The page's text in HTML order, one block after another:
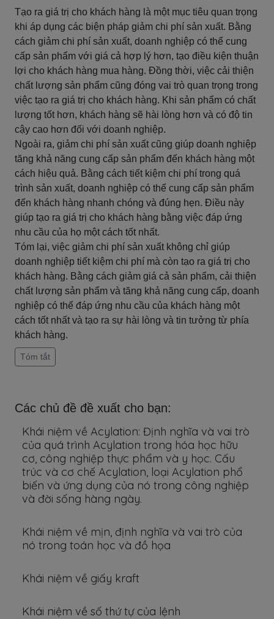
Tạo ra giá trị cho khách hàng là một mục tiêu quan trọng
khi áp dụng các biện pháp giảm chi phí sản xuất. Bằng
cách giảm chi phí sản xuất, doanh nghiệp có thể cung
cấp sản phẩm với giá cả hợp lý hơn, tạo điều kiện thuận
lợi cho khách hàng mua hàng. Đồng thời, việc cải thiện
chất lượng sản phẩm cũng đóng vai trò quan trọng trong
việc tạo ra giá trị cho khách hàng. Khi sản phẩm có chất
lượng tốt hơn, khách hàng sẽ hài lòng hơn và có độ tin
cậy cao hơn đối với doanh nghiệp.
Ngoài ra, giảm chi phí sản xuất cũng giúp doanh nghiệp
tăng khả năng cung cấp sản phẩm đến khách hàng một
cách hiệu quả. Bằng cách tiết kiệm chi phí trong quá
trình sản xuất, doanh nghiệp có thể cung cấp sản phẩm
đến khách hàng nhanh chóng và đúng hẹn. Điều này
giúp tạo ra giá trị cho khách hàng bằng việc đáp ứng
nhu cầu của họ một cách tốt nhất.
Tóm lại, việc giảm chi phí sản xuất không chỉ giúp
doanh nghiệp tiết kiệm chi phí mà còn tạo ra giá trị cho
khách hàng. Bằng cách giảm giá cả sản phẩm, cải thiện
chất lượng sản phẩm và tăng khả năng cung cấp, doanh
nghiệp có thể đáp ứng nhu cầu của khách hàng một
cách tốt nhất và tạo ra sự hài lòng và tin tưởng từ phía
khách hàng.
Tóm tắt
Các chủ đề đề xuất cho bạn:
Khái niệm về Acylation: Định nghĩa và vai trò
của quá trình Acylation trong hóa học hữu
cơ, công nghiệp thực phẩm và y học. Cấu
trúc và cơ chế Acylation, loại Acylation phổ
biến và ứng dụng của nó trong công nghiệp
và đời sống hàng ngày.
Khái niệm về mịn, định nghĩa và vai trò của
nó trong toán học và đồ họa
Khái niệm về giấy kraft
Khái niệm về số thứ tự của lệnh